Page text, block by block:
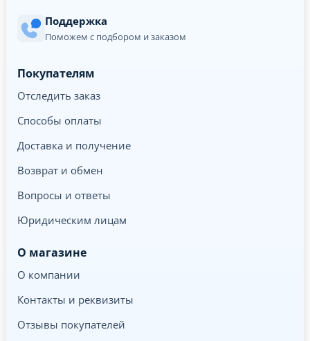
Поддержка
Поможем с подбором и заказом
Покупателям
Отследить заказ
Способы оплаты
Доставка и получение
Возврат и обмен
Вопросы и ответы
Юридическим лицам
О магазине
О компании
Контакты и реквизиты
Отзывы покупателей